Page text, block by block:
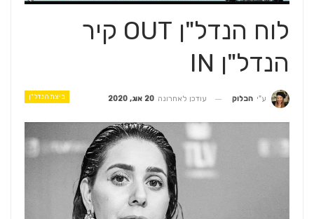
לוח הנדל"ן OUT קיר
הנדל"ן IN
ביצת הנדל"ן ע"י הבלוק עודכן לאחרונה 20 אוג, 2020